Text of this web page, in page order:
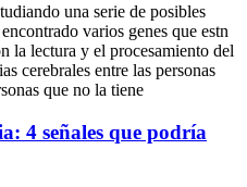
una serie de posibles
varios genes que estn
la lectura y el procesamiento del
cerebrales entre las personas
que no la tiene
4 señales que podría